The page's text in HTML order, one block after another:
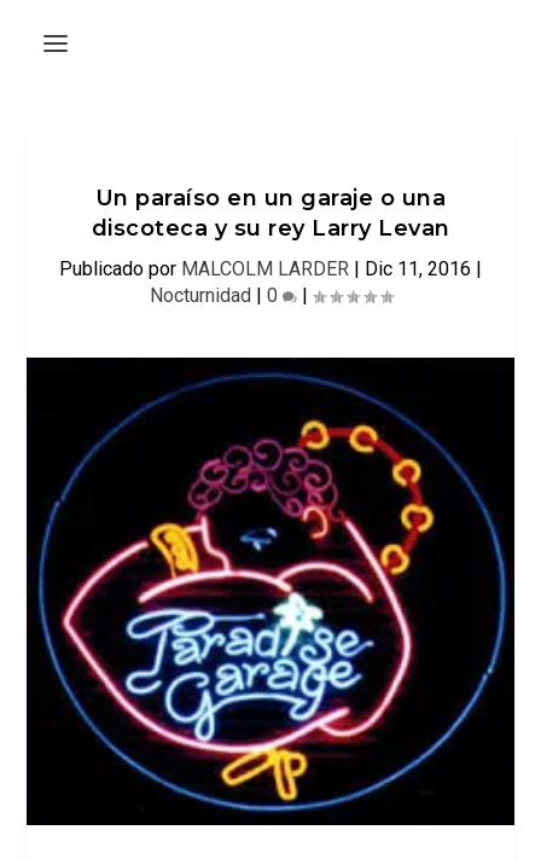
Un paraíso en un garaje o una
discoteca y su rey Larry Levan
Publicado por MALCOLM LARDER | Dic 11, 2016 |
Nocturnidad| 0 |